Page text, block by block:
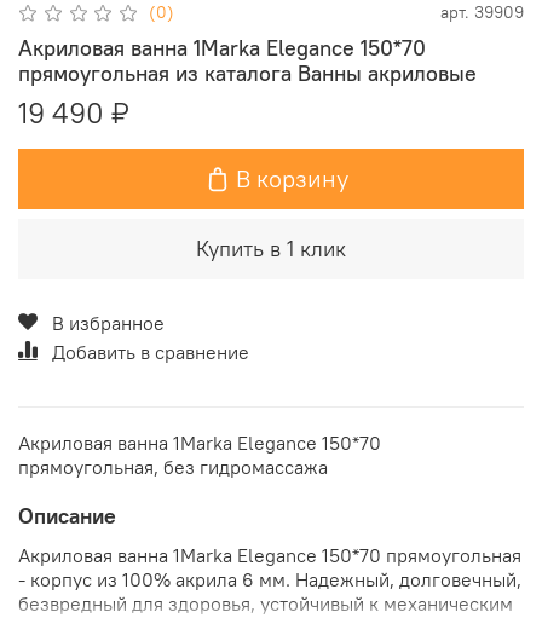
(0) арт. 39909
Акриловая ванна 1Marka Elegance 150*70
прямоугольная из каталога Ванны акриловые
19 490 ₽
В корзину
Купить в 1 клик
В избранное
Добавить в сравнение
Акриловая ванна 1Marka Elegance 150*70
прямоугольная, без гидромассажа
Описание
Акриловая ванна 1Marka Elegance 150*70 прямоугольная
- корпус из 100% акрила 6 мм. Надежный, долговечный,
безвредный для здоровья, устойчивый к механическим